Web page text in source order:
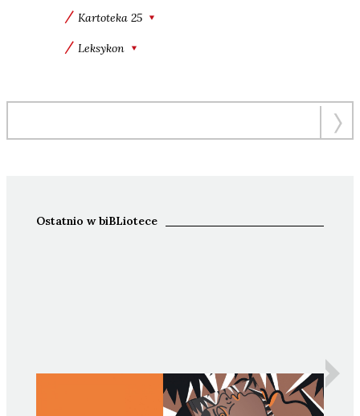
Kartoteka 25
Leksykon
Ostatnio w biBLiotece